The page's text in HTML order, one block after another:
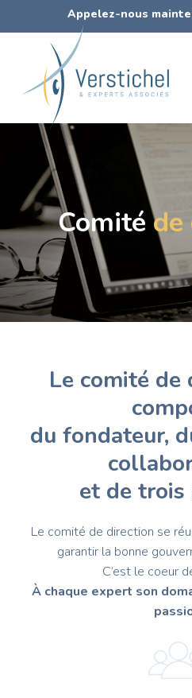
Menu
de
navigation
principal
Menu
des
réseaux
sociaux
Appelez-nous
Comitéde
Le comité de
du fondateur,
et de trois
Le comité de direction se
garantir la bonne
C’est le coeur
À chaque expert son